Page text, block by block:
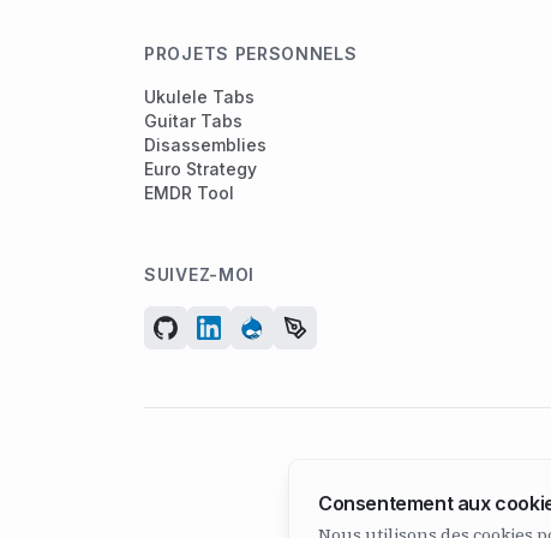
PROJETS PERSONNELS
Ukulele Tabs
Guitar Tabs
Disassemblies
Euro Strategy
EMDR Tool
SUIVEZ-MOI
Consentement aux